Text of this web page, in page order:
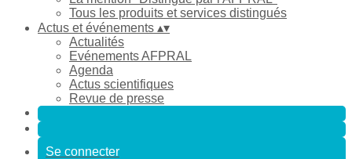
Tous les produits et services distingués
Actus et événements ▴▾
Actualités
Evénements AFPRAL
Agenda
Actus scientifiques
Revue de presse
Se connecter